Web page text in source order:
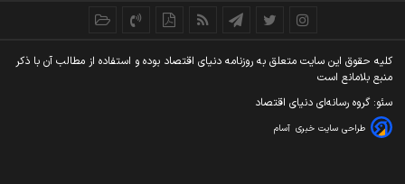
کليه حقوق اين سايت متعلق به روزنامه دنيای اقتصاد بوده و استفاده از مطالب آن با ذکر
منبع بلامانع است
سئو: گروه رسانه‌ای دنیای اقتصاد
طراحی سایت خبری آسام